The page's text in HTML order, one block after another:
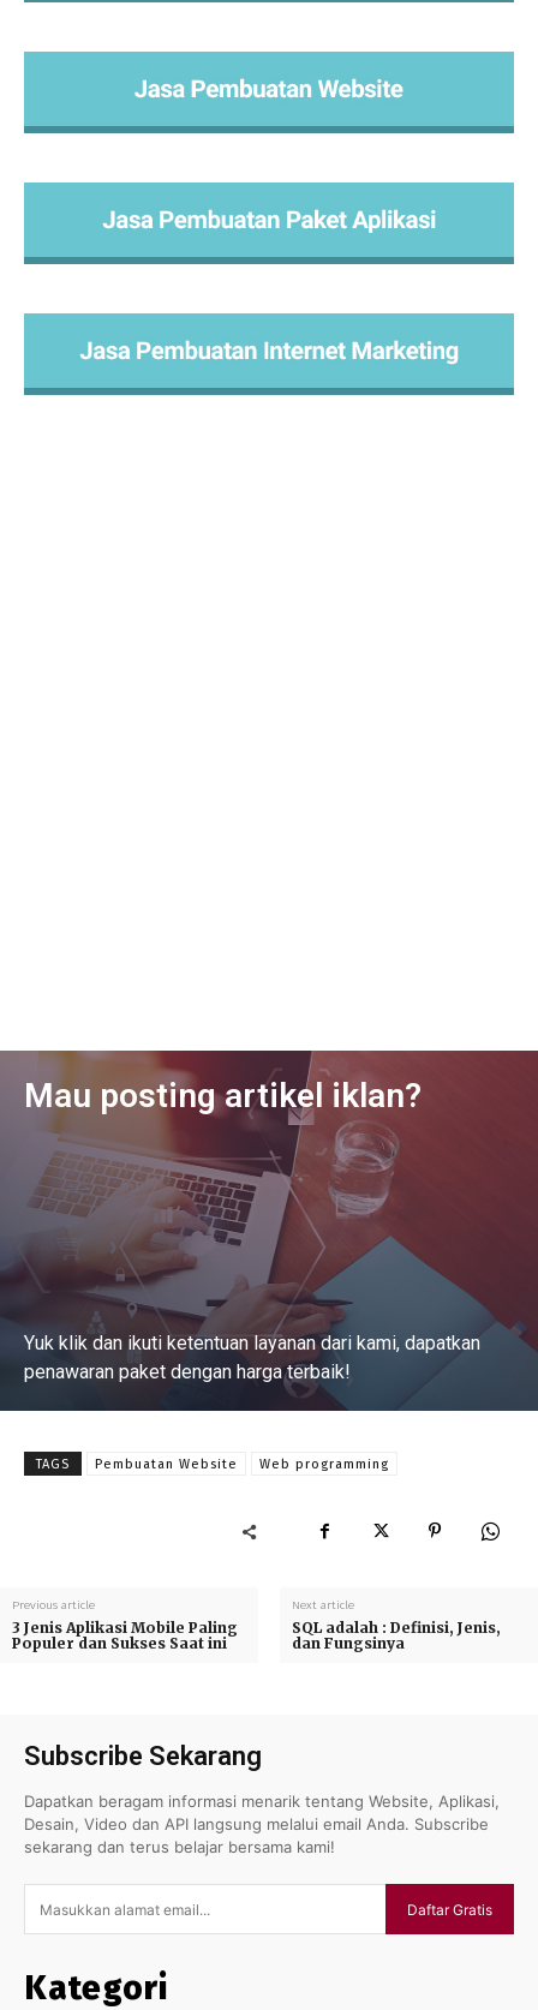
Mau posting artikel iklan?
Yuk klik dan ikuti ketentuan layanan dari kami, dapatkan
penawaran paket dengan harga terbaik!
Baca Selengkapnya
TAGS Pembuatan Website Web programming
Previous article
3 Jenis Aplikasi Mobile Paling
Populer dan Sukses Saat ini
Next article
SQL adalah : Definisi, Jenis,
dan Fungsinya
Subscribe Sekarang
Dapatkan beragam informasi menarik tentang Website, Aplikasi,
Desain, Video dan API langsung melalui email Anda. Subscribe
sekarang dan terus belajar bersama kami!
Daftar Gratis
Kategori